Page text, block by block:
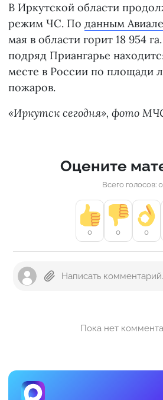
В Иркутской области
режим ЧС. По данным
мая в области горит 18 954
подряд Приангарье
месте в России по площади
пожаров.
«Иркутск сегодня», фото
Оцените
Всего голосов: 0
0 0 0
Пока нет